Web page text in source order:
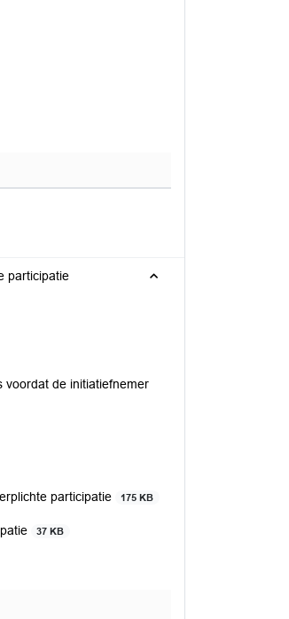
participatie
voordat de initiatiefnemer
participatie 175 KB
37 KB